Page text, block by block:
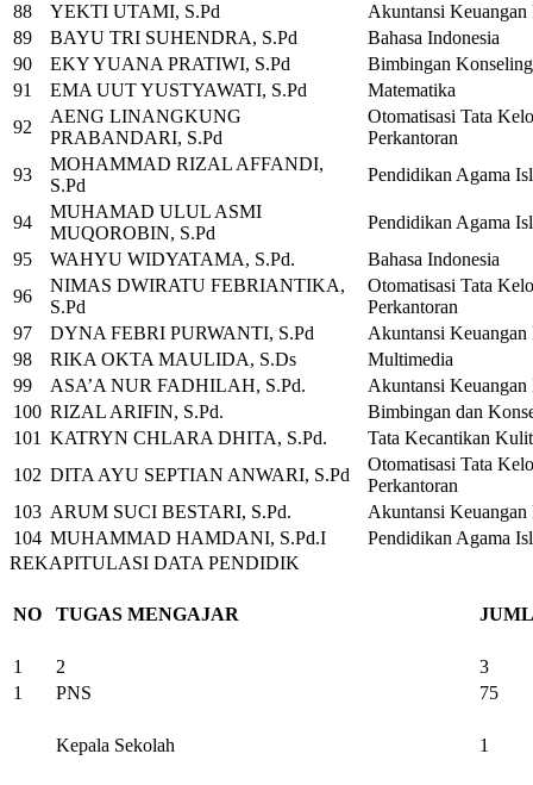
88 YEKTI UTAMI, S.Pd
Akuntansi Keuangan
89
BAYU TRI SUHENDRA, S.Pd
Bahasa Indonesia
90
EKY YUANA PRATIWI, S.Pd
Bimbingan Konseling
91
EMA UUT YUSTYAWATI, S.Pd
Matematika
92
AENG LINANGKUNG
PRABANDARI, S.Pd
Otomatisasi Tata
Perkantoran
93
MOHAMMAD RIZAL AFFANDI,
S.Pd
Pendidikan Agama
94
MUHAMAD ULUL ASMI
MUQOROBIN, S.Pd
Pendidikan Agama
95
WAHYU WIDYATAMA, S.Pd.
Bahasa Indonesia
96
NIMAS DWIRATU FEBRIANTIKA,
S.Pd
Otomatisasi Tata
Perkantoran
97
DYNA FEBRI PURWANTI, S.Pd
Akuntansi Keuangan
98
RIKA OKTA MAULIDA, S.Ds
Multimedia
99
ASA’A NUR FADHILAH, S.Pd.
Akuntansi Keuangan
100 RIZAL ARIFIN, S.Pd.
Bimbingan dan
101 KATRYN CHLARA DHITA, S.Pd.
Tata Kecantikan
102 DITA AYU SEPTIAN ANWARI, S.Pd
Otomatisasi Tata
Perkantoran
103 ARUM SUCI BESTARI, S.Pd.
Akuntansi Keuangan
104 MUHAMMAD HAMDANI, S.Pd.I
Pendidikan Agama
REKAPITULASI DATA PENDIDIK
NO TUGAS MENGAJAR
1 2
3
1
PNS 75
Kepala Sekolah 1